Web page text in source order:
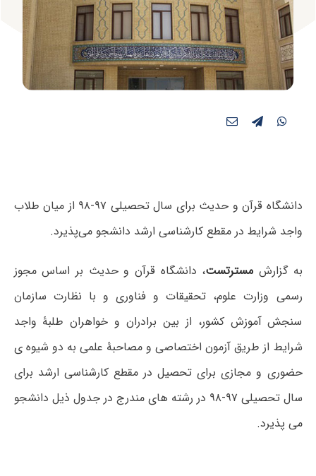
دانشگاه قرآن و حدیث برای سال تحصیلی ۹۷-۹۸ از میان طلاب
واجد شرایط در مقطع کارشناسی ارشد دانشجو می‌پذیرد.
به گزارش مسترتست، دانشگاه قرآن و حدیث بر اساس مجوز
رسمی وزارت علوم، تحقیقات و فناوری و با نظارت سازمان
سنجش آموزش کشور، از بین برادران و خواهران طلبۀ واجد
شرایط از طریق آزمون اختصاصی و مصاحبۀ علمی به دو شیوه ی
حضوری و مجازی برای تحصیل در مقطع کارشناسی ارشد برای
سال تحصیلی ۹۷-۹۸ در رشته های مندرج در جدول ذیل دانشجو
می پذیرد.